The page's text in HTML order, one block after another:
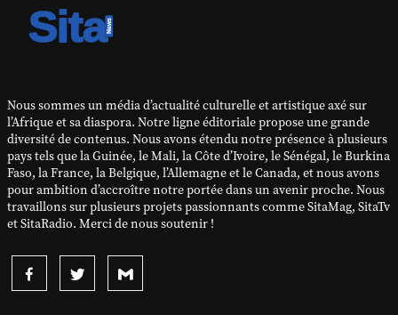
Nous sommes un média d’actualité culturelle et artistique axé sur
l’Afrique et sa diaspora. Notre ligne éditoriale propose une grande
diversité de contenus. Nous avons étendu notre présence à plusieurs
pays tels que la Guinée, le Mali, la Côte d’Ivoire, le Sénégal, le Burkina
Faso, la France, la Belgique, l’Allemagne et le Canada, et nous avons
pour ambition d’accroître notre portée dans un avenir proche. Nous
travaillons sur plusieurs projets passionnants comme SitaMag, SitaTv
et SitaRadio. Merci de nous soutenir !